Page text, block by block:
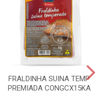
FRALDINHA SUINA TEMP
PREMIADA CONGCX15KA